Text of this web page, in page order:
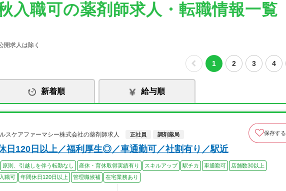
入職可の薬剤師求人・転職情報一覧
開求人は除く
1 2 3 4
新着順 給与順
ケアファーマシー株式会社の薬剤師求人
正社員 調剤薬局 保存する
日120日以上／福利厚生◎／車通勤可／社割有り／駅近
原則、引越しを伴う転勤なし 産休・育休取得実績有り スキルアップ 駅チカ 車通勤可
店舗数30以上
職可 年間休日120日以上 管理職候補 在宅業務あり